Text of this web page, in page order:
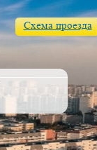
Схема проезда